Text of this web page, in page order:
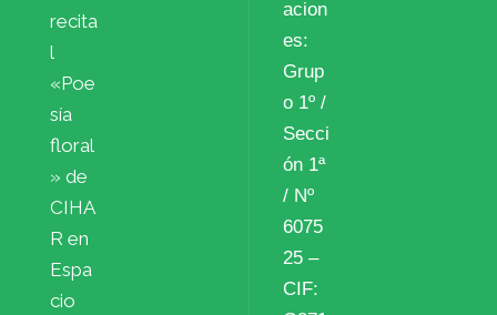
recita
l
«Poe
sía
floral
» de
CIHA
R en
Espa
cio
acion
es:
Grup
o 1º /
Secci
ón 1ª
/ Nº
6075
25 –
CIF: